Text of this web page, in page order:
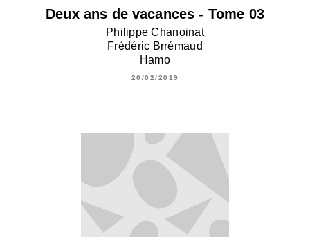
Deux ans de vacances - Tome 03
Philippe Chanoinat
Frédéric Brrémaud
Hamo
20/02/2019